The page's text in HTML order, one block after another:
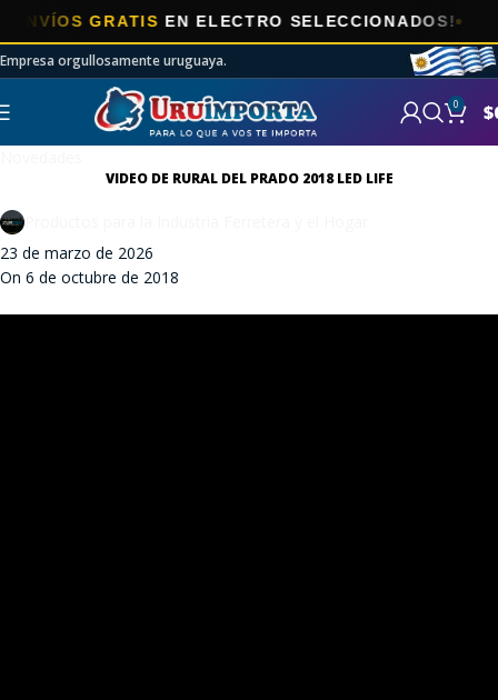
GRATISEN ELECTRO SELECCIONADOS!
Empresa orgullosamente uruguaya.
0 $
VIDEO DE RURAL DEL PRADO 2018 LED LIFE
23 de marzo de 2026
On 6 de octubre de 2018